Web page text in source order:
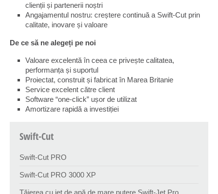
clienții și partenerii noștri
Angajamentul nostru: creștere continuă a Swift-Cut prin
calitate, inovare și valoare
De ce să ne alegeți pe noi
Valoare excelentă în ceea ce privește calitatea,
performanța și suportul
Proiectat, construit și fabricat în Marea Britanie
Service excelent către client
Software “one-click” ușor de utilizat
Amortizare rapidă a investiției
Swift-Cut
Swift-Cut PRO
Swift-Cut PRO 3000 XP
Tăierea cu jet de apă de mare putere Swift-Jet Pro